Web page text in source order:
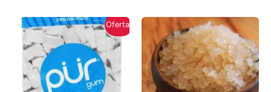
Oferta!